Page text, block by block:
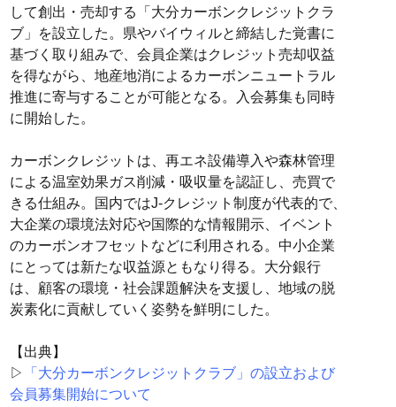
して創出・売却する「大分カーボンクレジットクラ
ブ」を設立した。県やバイウィルと締結した覚書に
基づく取り組みで、会員企業はクレジット売却収益
を得ながら、地産地消によるカーボンニュートラル
推進に寄与することが可能となる。入会募集も同時
に開始した。
カーボンクレジットは、再エネ設備導入や森林管理
による温室効果ガス削減・吸収量を認証し、売買で
きる仕組み。国内ではJ-クレジット制度が代表的で、
大企業の環境法対応や国際的な情報開示、イベント
のカーボンオフセットなどに利用される。中小企業
にとっては新たな収益源ともなり得る。大分銀行
は、顧客の環境・社会課題解決を支援し、地域の脱
炭素化に貢献していく姿勢を鮮明にした。
【出典】
▷
「大分カーボンクレジットクラブ」の設立および
会員募集開始について